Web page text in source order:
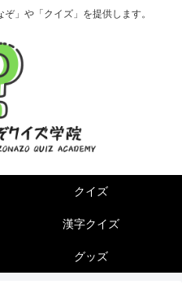
」や「クイズ」を提供します。
クイズ
漢字クイズ
グッズ